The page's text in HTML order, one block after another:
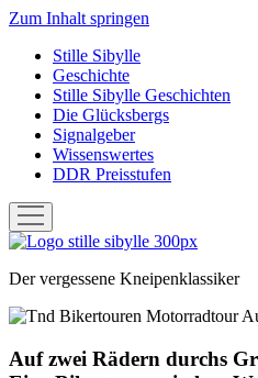
Zum Inhalt springen
Stille Sibylle
Geschichte
Stille Sibylle Geschichten
Die Glücksbergs
Signalgeber
Wissenswertes
DDR Preisstufen
Menü
öffnen
Stille
Der vergessene Kneipenklassiker
Auf zwei Rädern durchs